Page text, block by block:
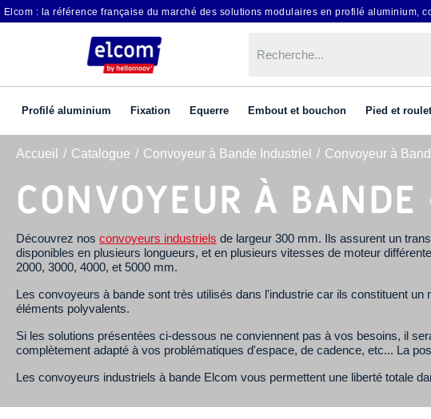
Elcom : la référence française du marché des solutions modulaires en profilé aluminium,
Profilé aluminium Fixation Equerre Embout et bouchon Pied et
Accueil Catalogue Convoyeur à Bande Industriel Convoyeur à
CONVOYEUR À
Découvrez nos convoyeurs industriels de largeur 300 mm. Ils assurent un
disponibles en plusieurs longueurs, et en plusieurs vitesses de moteur
2000, 3000, 4000, et 5000 mm.
Les convoyeurs à bande sont très utilisés dans l'industrie car ils constituent
éléments polyvalents.
Si les solutions présentées ci-dessous ne conviennent pas à vos besoins, il
complètement adapté à vos problématiques d'espace, de cadence, etc... La
Les convoyeurs industriels à bande Elcom vous permettent une liberté totale